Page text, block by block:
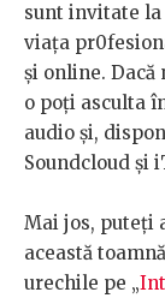
sunt invitate la
viața
și online. Dacă
o poți asculta
audio și,
Soundcloud și
Mai jos, puteți
această
urechile pe „